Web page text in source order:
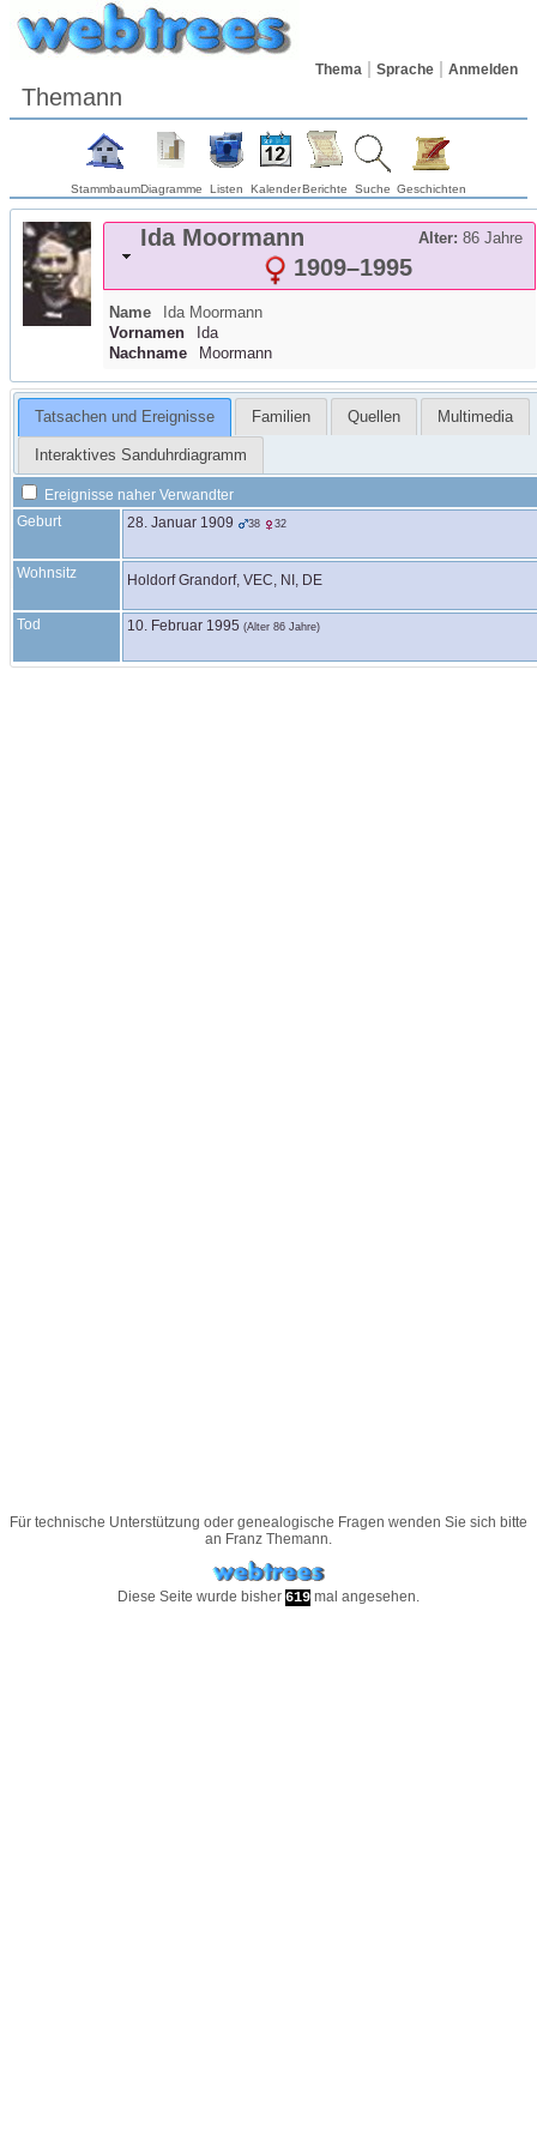
Thema Sprache Anmelden
Themann
StammbaumDiagramme Listen KalenderBerichte Suche Geschichten
Ida Moormann Alter: 86 Jahre
1909–1995
Name Ida Moormann
Vornamen
Ida
Nachname
Moormann
Tatsachen und Ereignisse Familien Quellen Multimedia
Interaktives Sanduhrdiagramm
Ereignisse naher Verwandter
Geburt
28. Januar 1909 38 32
Wohnsitz Holdorf Grandorf, VEC, NI, DE
Tod 10. Februar 1995 (Alter 86 Jahre)
Für technische Unterstützung oder genealogische Fragen wenden Sie sich bitte
an Franz Themann.
Diese Seite wurde bisher 619 mal angesehen.